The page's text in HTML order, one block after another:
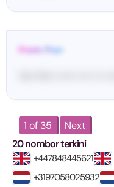
From: Pos•
1 of 35
Next
20 nombor terkini
+447848445621
+3197058025932